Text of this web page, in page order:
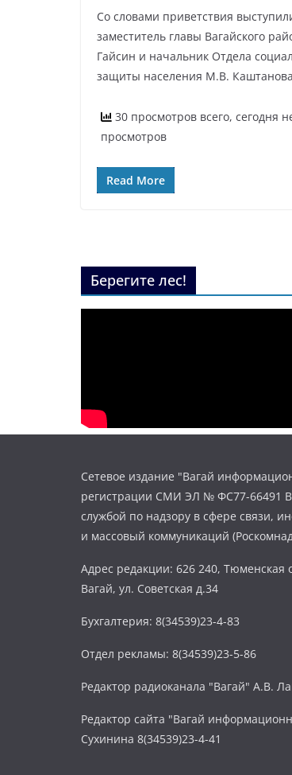
Со словами приветствия
заместитель главы Вагайского
Гайсин и начальник Отдела
защиты населения М.В.
30 просмотров всего, сегодня
просмотров
Read More
Берегите лес!
Сетевое издание "Вагай
регистрации СМИ ЭЛ № ФС77-66491
службой по надзору в сфере связи,
и массовый коммуникаций
Адрес редакции: 626 240, Тюменская
Вагай, ул. Советская д.34
Бухгалтерия: 8(34539)23-4-83
Отдел рекламы: 8(34539)23-5-86
Редактор радиоканала "Вагай" А.В.
Редактор сайта "Вагай
Сухинина 8(34539)23-4-41